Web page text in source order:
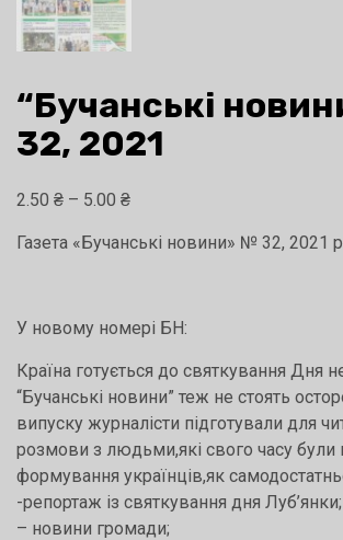
“Бучанські
32, 2021
2.50 ₴ – 5.00 ₴Діапазон
від
5.00 ₴
Газета «Бучанські новини» № 32, 2021
У новому номері БН:
Країна готується до святкування Дня
“Бучанські новини” теж не стоять
випуску журналісти підготували для
розмови з людьми,які свого часу були
формування українців,як
-репортаж із святкування дня Луб’янки;
– новини громади;